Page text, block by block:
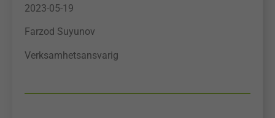
2023-05-19
Farzod Suyunov
Verksamhetsansvarig